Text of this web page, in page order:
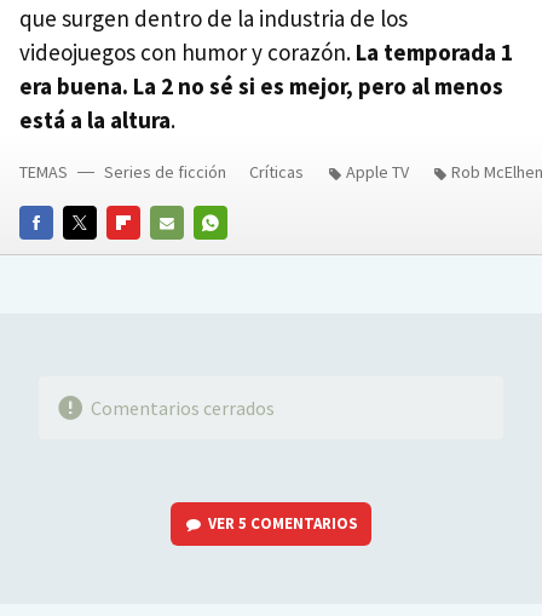
que surgen dentro de la industria de los
videojuegos con humor y corazón. La temporada 1
era buena. La 2 no sé si es mejor, pero al menos
está a la altura.
FACEBOOKTWITTERFLIPBOARD
E-
WHATSAPP
TEMAS Series de ficción Críticas Apple TV Rob
Comentarios cerrados
VER5 COMENTARIOS